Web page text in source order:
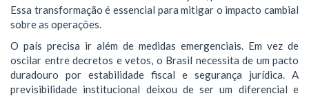
Essa transformação é essencial para mitigar o impacto cambial
sobre as operações.
O país precisa ir além de medidas emergenciais. Em vez de
oscilar entre decretos e vetos, o Brasil necessita de um pacto
duradouro por estabilidade fiscal e segurança jurídica. A
previsibilidade institucional deixou de ser um diferencial e